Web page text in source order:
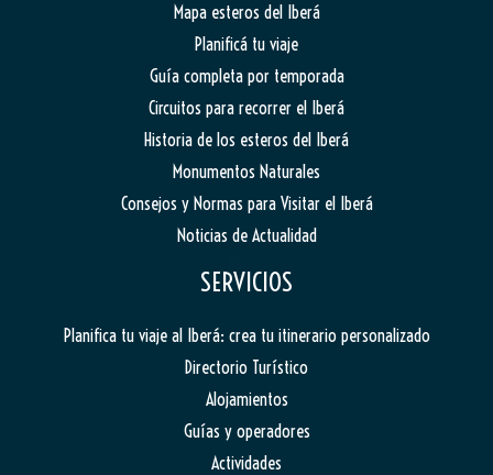
Mapa esteros del Iberá
Planificá tu viaje
Guía completa por temporada
Circuitos para recorrer el Iberá
Historia de los esteros del Iberá
Monumentos Naturales
Consejos y Normas para Visitar el Iberá
Noticias de Actualidad
SERVICIOS
Planifica tu viaje al Iberá: crea tu itinerario personalizado
Directorio Turístico
Alojamientos
Guías y operadores
Actividades